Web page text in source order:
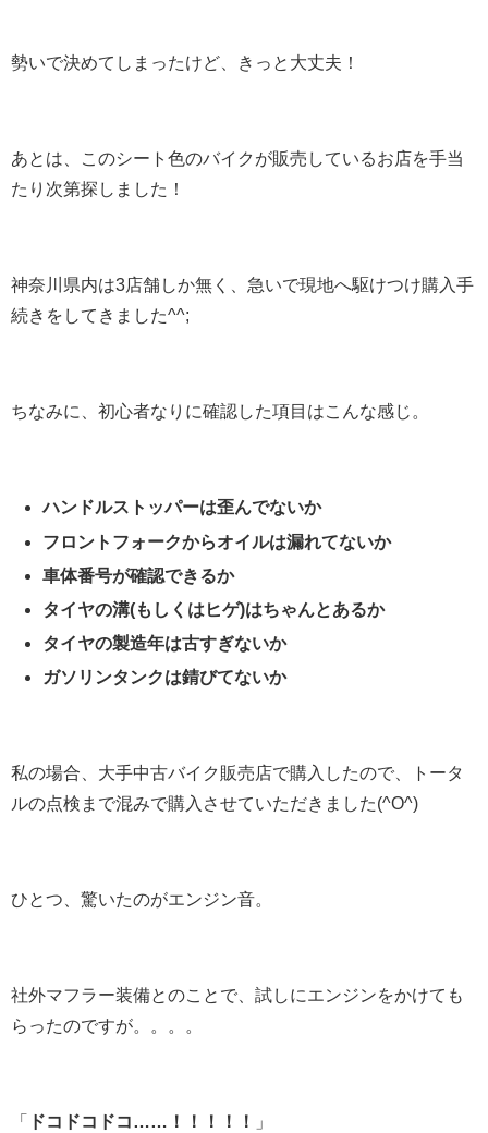
勢いで決めてしまったけど、きっと大丈夫！
あとは、このシート色のバイクが販売しているお店を手当
たり次第探しました！
神奈川県内は3店舗しか無く、急いで現地へ駆けつけ購入手
続きをしてきました^^;
ちなみに、初心者なりに確認した項目はこんな感じ。
ハンドルストッパーは歪んでないか
フロントフォークからオイルは漏れてないか
車体番号が確認できるか
タイヤの溝(もしくはヒゲ)はちゃんとあるか
タイヤの製造年は古すぎないか
ガソリンタンクは錆びてないか
私の場合、大手中古バイク販売店で購入したので、トータ
ルの点検まで混みで購入させていただきました(^O^)
ひとつ、驚いたのがエンジン音。
社外マフラー装備とのことで、試しにエンジンをかけても
らったのですが。。。。
「 ドコドコドコ……！！！！！ 」